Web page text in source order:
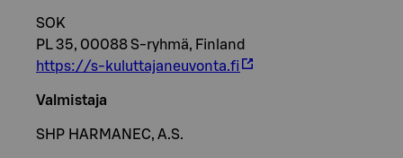
SOK
PL 35, 00088 S-ryhmä, Finland
https://s-kuluttajaneuvonta.fi
Valmistaja
SHP HARMANEC, A.S.